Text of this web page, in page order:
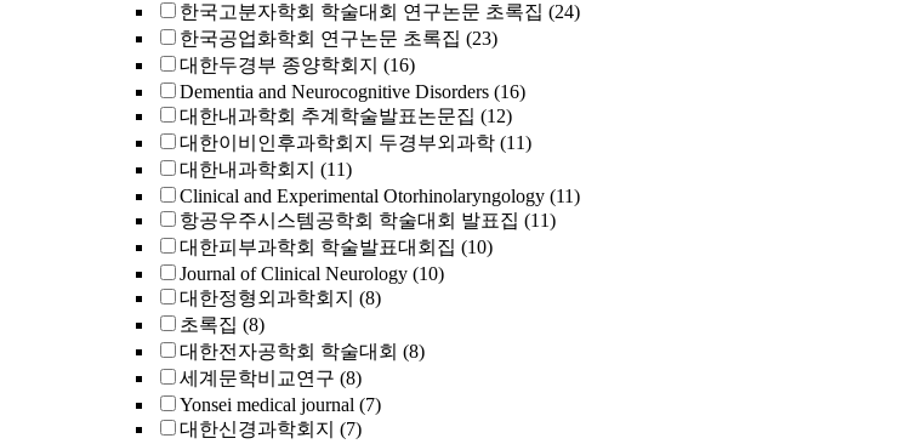
한국고분자학회 학술대회 연구논문 초록집 (24)
한국공업화학회 연구논문 초록집 (23)
대한두경부 종양학회지 (16)
Dementia and Neurocognitive Disorders (16)
대한내과학회 추계학술발표논문집 (12)
대한이비인후과학회지 두경부외과학 (11)
대한내과학회지 (11)
Clinical and Experimental Otorhinolaryngology (11)
항공우주시스템공학회 학술대회 발표집 (11)
대한피부과학회 학술발표대회집 (10)
Journal of Clinical Neurology (10)
대한정형외과학회지 (8)
초록집 (8)
대한전자공학회 학술대회 (8)
세계문학비교연구 (8)
Yonsei medical journal (7)
대한신경과학회지 (7)